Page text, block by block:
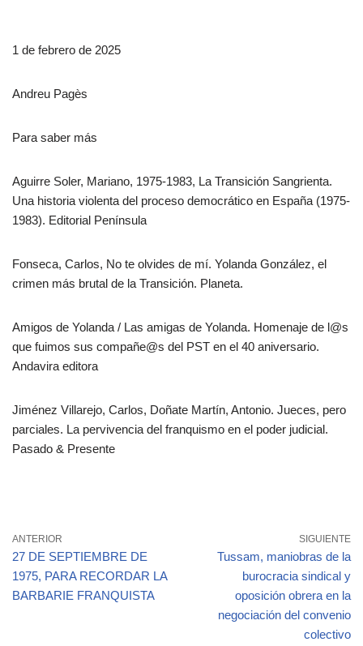
1 de febrero de 2025
Andreu Pagès
Para saber más
Aguirre Soler, Mariano, 1975-1983, La Transición Sangrienta.
Una historia violenta del proceso democrático en España (1975-
1983). Editorial Península
Fonseca, Carlos, No te olvides de mí. Yolanda González, el
crimen más brutal de la Transición. Planeta.
Amigos de Yolanda / Las amigas de Yolanda. Homenaje de l@s
que fuimos sus compañe@s del PST en el 40 aniversario.
Andavira editora
Jiménez Villarejo, Carlos, Doñate Martín, Antonio. Jueces, pero
parciales. La pervivencia del franquismo en el poder judicial.
Pasado & Presente
ANTERIOR
27 DE SEPTIEMBRE DE
1975, PARA RECORDAR LA
BARBARIE FRANQUISTA
SIGUIENTE
Tussam, maniobras de la
burocracia sindical y
oposición obrera en la
negociación del convenio
colectivo